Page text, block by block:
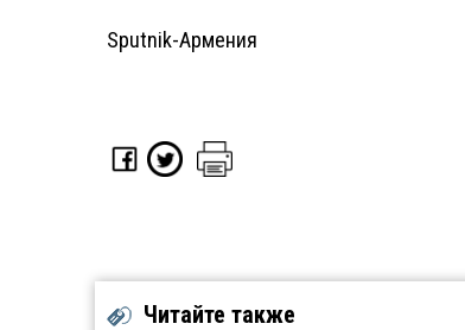
Sputnik-Армения
Читайте также